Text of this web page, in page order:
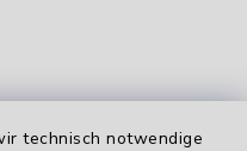
technisch notwendige